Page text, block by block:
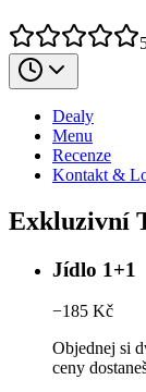
Dealy
Menu
Recenze
Kontakt &
Exkluzivní
Jídlo 1+1
−185 Kč
Objednej si
ceny